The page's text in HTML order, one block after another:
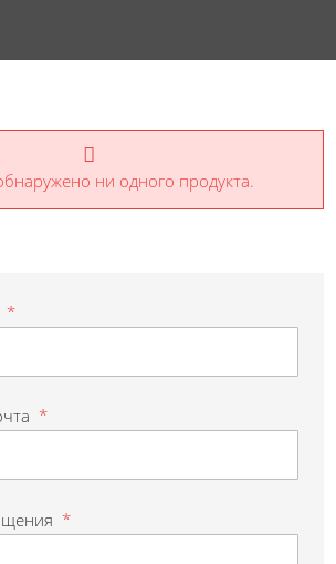
ни одного продукта.
*
*
*